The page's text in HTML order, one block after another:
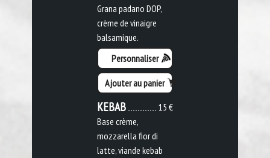
Grana padano DOP,
crème de vinaigre
balsamique.
Personnaliser
Ajouter au panier
15 €
KEBAB
Base crème,
mozzarella fior di
latte, viande kebab